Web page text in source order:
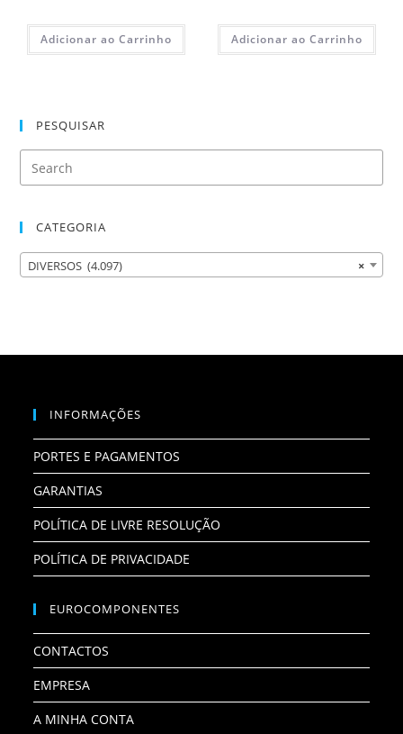
Adicionar ao Carrinho Adicionar ao Carrinho
PESQUISAR
CATEGORIA
×
DIVERSOS (4.097)
INFORMAÇÕES
PORTES E PAGAMENTOS
GARANTIAS
POLÍTICA DE LIVRE RESOLUÇÃO
POLÍTICA DE PRIVACIDADE
EUROCOMPONENTES
CONTACTOS
EMPRESA
A MINHA CONTA